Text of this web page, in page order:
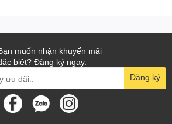
cầu vệ sinh ở nhà xưởng , khách sạn ,
... Sản phẩm với nhiều ưu điểm vượt trội
đắc lực đối với công việc vệ sinh ở những
đới lớn, đem lại môi trường trong lành
muốn nhận khuyến mãi
biệt? Đăng ký ngay.
Đăng ký